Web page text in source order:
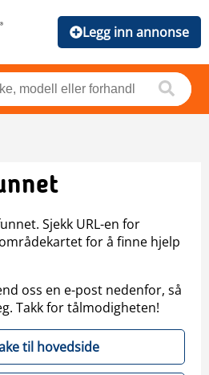
Legg inn annonse
Sjekk URL-en for
for å finne hjelp
oss en e-post nedenfor, så
Takk for tålmodigheten!
til hovedside